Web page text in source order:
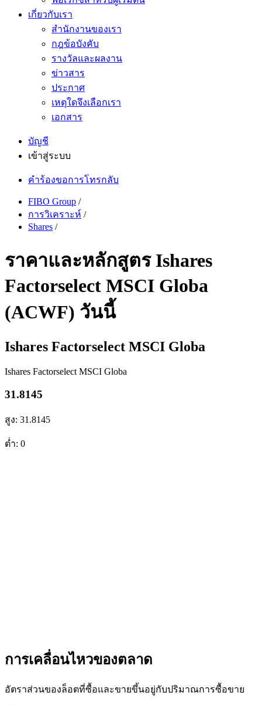
เกี่ยวกับเรา
สำนักงานของเรา
กฎข้อบังคับ
รางวัลและผลงาน
ข่าวสาร
ประกาศ
เหตุใดจึงเลือกเรา
เอกสาร
บัญชี
เข้าสู่ระบบ
คำร้องขอการโทรกลับ
FIBO Group /
การวิเคราะห์ /
Shares /
ราคาและหลักสูตร Ishares
Factorselect MSCI Globa
(ACWF) วันนี้
Ishares Factorselect MSCI Globa
Ishares Factorselect MSCI Globa
31.8145
สูง: 31.8145
ต่ำ: 0
การเคลื่อนไหวของตลาด
อัตราส่วนของล็อตที่ซื้อและขายขึ้นอยู่กับปริมาณการซื้อขาย